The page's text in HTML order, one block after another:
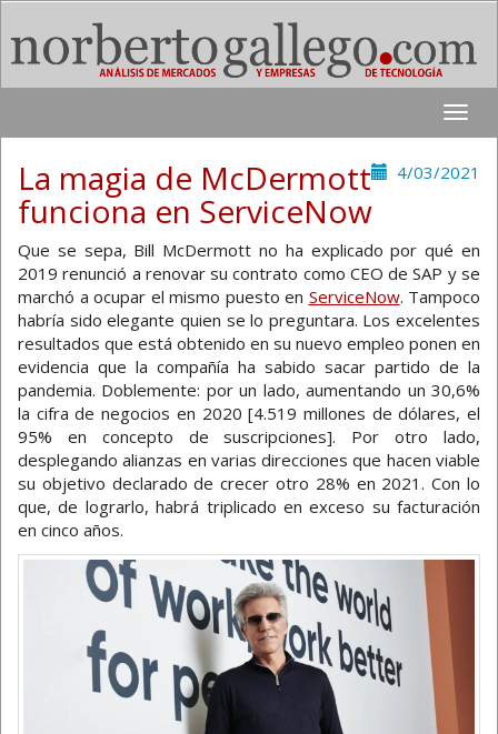
Toggle
4/03/2021
La magia de McDermott
funciona en ServiceNow
Que se sepa, Bill McDermott no ha explicado por qué en
2019 renunció a renovar su contrato como CEO de SAP y se
marchó a ocupar el mismo puesto en ServiceNow. Tampoco
habría sido elegante quien se lo preguntara. Los excelentes
resultados que está obtenido en su nuevo empleo ponen en
evidencia que la compañía ha sabido sacar partido de la
pandemia. Doblemente: por un lado, aumentando un 30,6%
la cifra de negocios en 2020 [4.519 millones de dólares, el
95% en concepto de suscripciones]. Por otro lado,
desplegando alianzas en varias direcciones que hacen viable
su objetivo declarado de crecer otro 28% en 2021. Con lo
que, de lograrlo, habrá triplicado en exceso su facturación
en cinco años.